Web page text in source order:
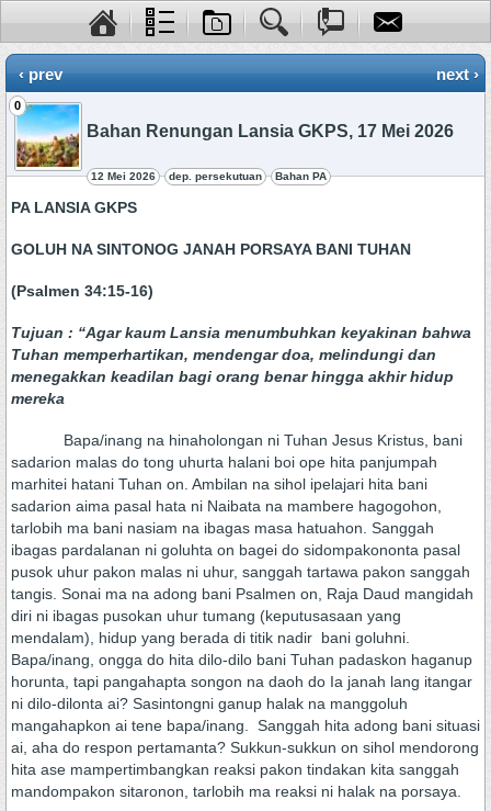
‹ prev next ›
0
Bahan Renungan Lansia GKPS, 17 Mei 2026
12 Mei 2026 dep. persekutuan Bahan PA
PA LANSIA GKPS
GOLUH NA SINTONOG JANAH PORSAYA BANI TUHAN
(Psalmen 34:15-16)
Tujuan : “Agar kaum Lansia menumbuhkan keyakinan bahwa
Tuhan memperhartikan, mendengar doa, melindungi dan
menegakkan keadilan bagi orang benar hingga akhir hidup
mereka
Bapa/inang na hinaholongan ni Tuhan Jesus Kristus, bani
sadarion malas do tong uhurta halani boi ope hita panjumpah
marhitei hatani Tuhan on. Ambilan na sihol ipelajari hita bani
sadarion aima pasal hata ni Naibata na mambere hagogohon,
tarlobih ma bani nasiam na ibagas masa hatuahon. Sanggah
ibagas pardalanan ni goluhta on bagei do sidompakononta pasal
pusok uhur pakon malas ni uhur, sanggah tartawa pakon sanggah
tangis. Sonai ma na adong bani Psalmen on, Raja Daud mangidah
diri ni ibagas pusokan uhur tumang (keputusasaan yang
mendalam), hidup yang berada di titik nadir bani goluhni.
Bapa/inang, ongga do hita dilo-dilo bani Tuhan padaskon haganup
horunta, tapi pangahapta songon na daoh do Ia janah lang itangar
ni dilo-dilonta ai? Sasintongni ganup halak na manggoluh
mangahapkon ai tene bapa/inang. Sanggah hita adong bani situasi
ai, aha do respon pertamanta? Sukkun-sukkun on sihol mendorong
hita ase mampertimbangkan reaksi pakon tindakan kita sanggah
mandompakon sitaronon, tarlobih ma reaksi ni halak na porsaya.